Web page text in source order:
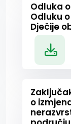
Odluka
Odluku
Dječije
o